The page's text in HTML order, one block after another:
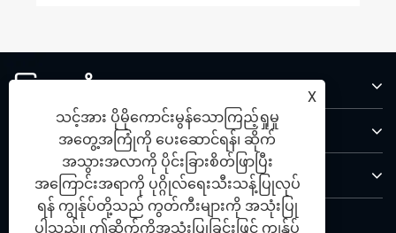
ကြှနျုပျတို့အကွောငျး
ထုတ်ကုန်များ
ကြှနျုပျတို့ကိုဆကျသှယျရနျ
ကြှနျုပျတို့နောကျလိုကျပါ
X
သင့်အား ပိုမိုကောင်းမွန်သောကြည့်ရှုမှု
အတွေ့အကြုံကို ပေးဆောင်ရန်၊ ဆိုက်
အသွားအလာကို ပိုင်းခြားစိတ်ဖြာပြီး
အကြောင်းအရာကို ပုဂ္ဂိုလ်ရေးသီးသန့်ပြုလုပ်
ရန် ကျွန်ုပ်တို့သည် ကွတ်ကီးများကို အသုံးပြု
ပါသည်။ ဤဆိုက်ကိုအသုံးပြုခြင်းဖြင့် ကျွန်ုပ်